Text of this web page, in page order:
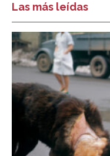
Las más leídas